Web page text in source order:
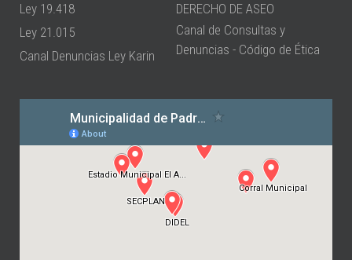
Ley 19.418
Ley 21.015
Canal Denuncias Ley Karin
DERECHO DE ASEO
Canal de Consultas y
Denuncias - Código de Ética